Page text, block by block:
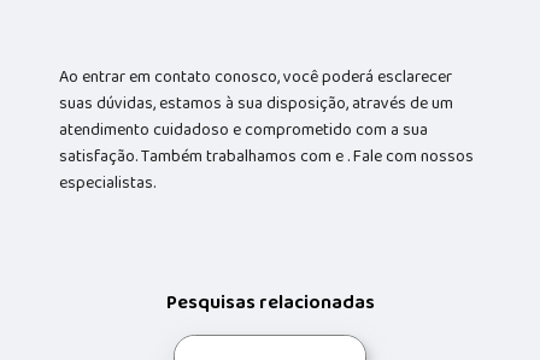
Ao entrar em contato conosco, você poderá esclarecer
suas dúvidas, estamos à sua disposição, através de um
atendimento cuidadoso e comprometido com a sua
satisfação. Também trabalhamos com e . Fale com nossos
especialistas.
Pesquisas relacionadas